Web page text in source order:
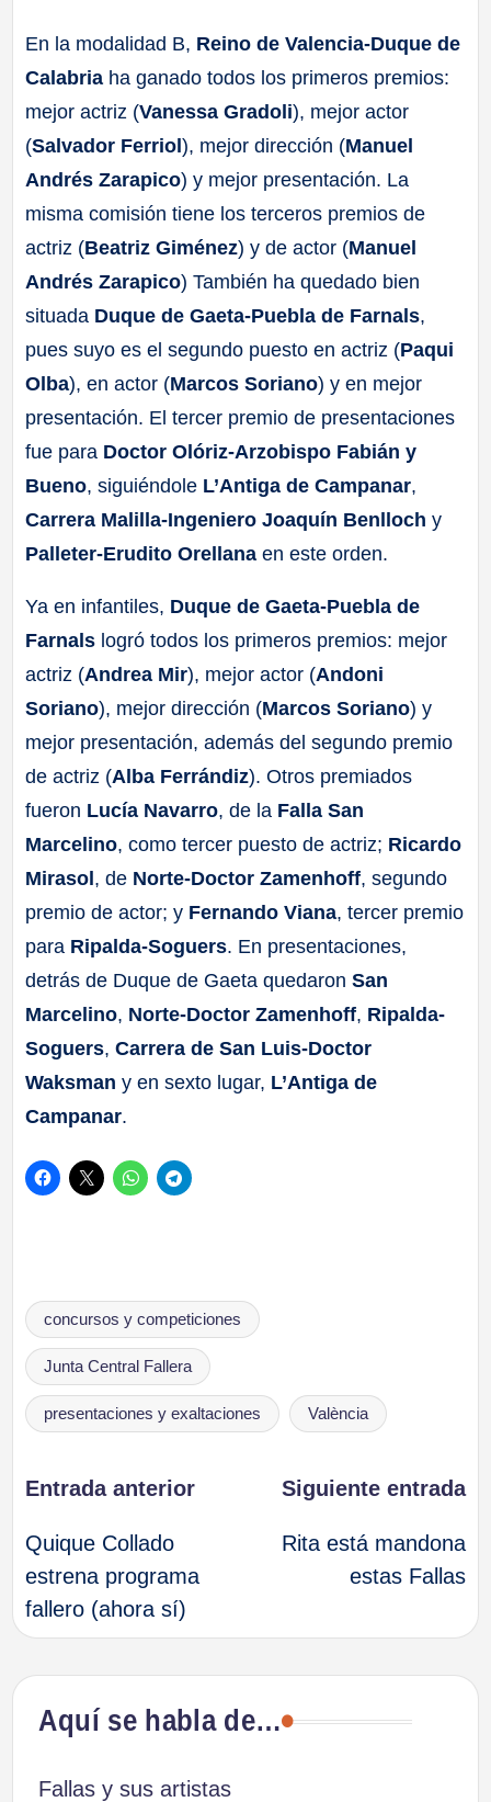
En la modalidad B, Reino de Valencia-Duque de
Calabria ha ganado todos los primeros premios:
mejor actriz (Vanessa Gradoli), mejor actor
(Salvador Ferriol), mejor dirección (Manuel
Andrés Zarapico) y mejor presentación. La
misma comisión tiene los terceros premios de
actriz (Beatriz Giménez) y de actor (Manuel
Andrés Zarapico) También ha quedado bien
situada Duque de Gaeta-Puebla de Farnals,
pues suyo es el segundo puesto en actriz (Paqui
Olba), en actor (Marcos Soriano) y en mejor
presentación. El tercer premio de presentaciones
fue para Doctor Olóriz-Arzobispo Fabián y
Bueno, siguiéndole L’Antiga de Campanar,
Carrera Malilla-Ingeniero Joaquín Benlloch y
Palleter-Erudito Orellana en este orden.
Ya en infantiles, Duque de Gaeta-Puebla de
Farnals logró todos los primeros premios: mejor
actriz (Andrea Mir), mejor actor (Andoni
Soriano), mejor dirección (Marcos Soriano) y
mejor presentación, además del segundo premio
de actriz (Alba Ferrándiz). Otros premiados
fueron Lucía Navarro, de la Falla San
Marcelino, como tercer puesto de actriz; Ricardo
Mirasol , de Norte-Doctor Zamenhoff, segundo
premio de actor; y Fernando Viana, tercer premio
para Ripalda-Soguers. En presentaciones,
detrás de Duque de Gaeta quedaronSan
Marcelino, Norte-Doctor Zamenhoff, Ripalda-
Soguers,Carrera de San Luis-Doctor
Waksman y en sexto lugar, L’Antiga de
Campanar.
Etiquetas:
concursos y competiciones
Junta Central Fallera
presentaciones y exaltaciones València
Navegación
de
entradas
Entrada anterior
Quique Collado
estrena programa
fallero (ahora sí)
Siguiente entrada
Rita está mandona
estas Fallas
Aquí se habla de…
Fallas y sus artistas